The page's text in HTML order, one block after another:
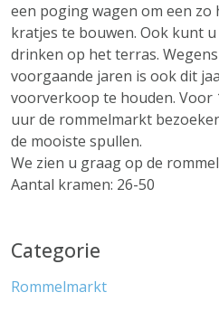
een poging wagen om een
kratjes te bouwen. Ook kunt
drinken op het terras.
voorgaande jaren is ook dit
voorverkoop te houden. Voor
uur de rommelmarkt
de mooiste spullen.
We zien u graag op de
Aantal kramen: 26-50
Categorie
Rommelmarkt